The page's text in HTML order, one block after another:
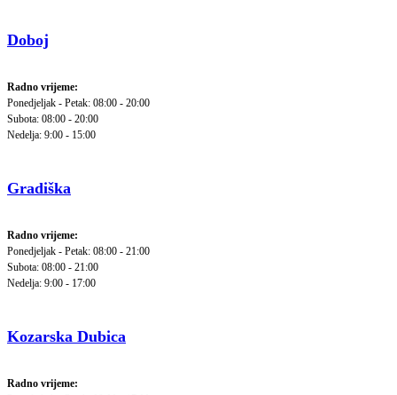
Doboj
Radno vrijeme:
Ponedjeljak - Petak: 08:00 - 20:00
Subota: 08:00 - 20:00
Nedelja: 9:00 - 15:00
Gradiška
Radno vrijeme:
Ponedjeljak - Petak: 08:00 - 21:00
Subota: 08:00 - 21:00
Nedelja: 9:00 - 17:00
Kozarska Dubica
Radno vrijeme: